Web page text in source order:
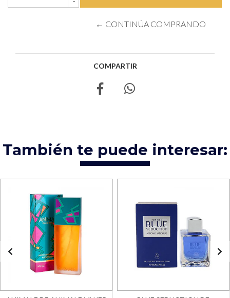
← CONTINÚA COMPRANDO
COMPARTIR
También te puede interesar: